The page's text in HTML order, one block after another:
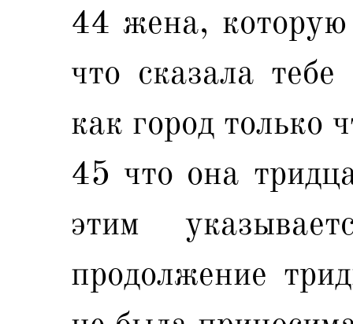
44 жена,
что сказала
как город только
45 что она
этим
продолжение